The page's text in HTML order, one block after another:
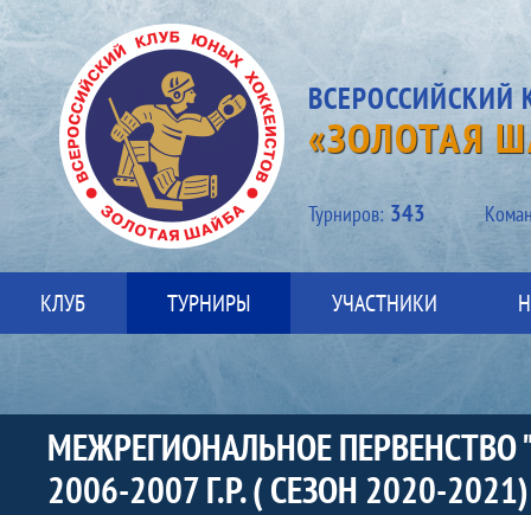
«ЗОЛОТАЯ
Турниров: 343
КЛУБ ТУРНИРЫ УЧАСТНИКИ
МЕЖРЕГИОНАЛЬНОЕ
2006-2007 Г.Р. ( СЕЗОН 2020-2021)